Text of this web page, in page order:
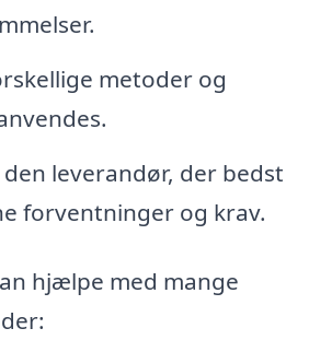
metoder og
leverandør, der bedst
forventninger og krav.
hjælpe med mange